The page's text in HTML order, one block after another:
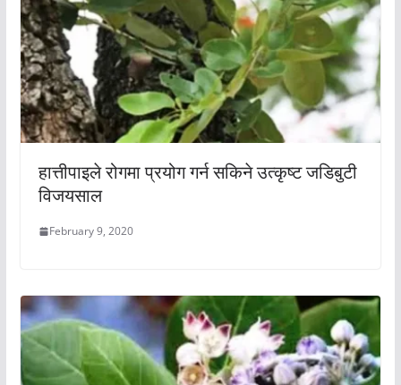
हात्तीपाइले रोगमा प्रयोग गर्न सकिने उत्कृष्ट जडिबुटी
विजयसाल
February 9, 2020